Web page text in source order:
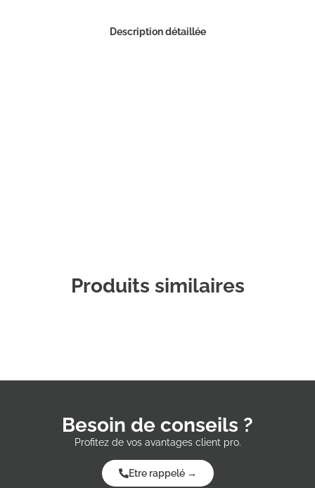
Description détaillée
Produits similaires
Besoin de conseils ?
Profitez de vos avantages client pro.
Etre rappelé →